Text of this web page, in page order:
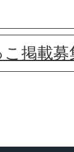
掲載募